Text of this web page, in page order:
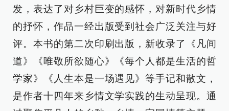
发，表达了对乡村巨变的感怀，对新时代乡情
的抒怀，作品一经出版受到社会广泛关注与好
评。本书的第二次印刷出版，新收录了《凡间
道》《唯敬所欲随心》《每个人都是生活的哲
学家》《人生本是一场遇见》等手记和散文，
是作者十四年来乡情文学实践的生动呈现。通